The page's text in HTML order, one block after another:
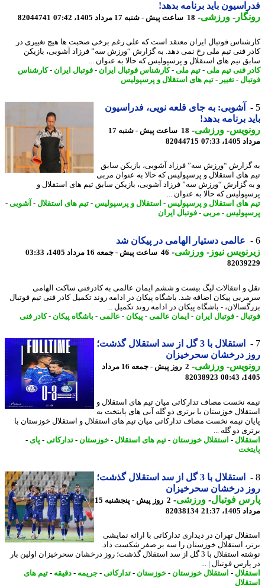
باید برنامه بدهد!
-ورزشی-18 ساعت پیش - شنبه 17 مرداد 1405، 07:42 82044741
فوتبال ایران معتقد است که علی رغم برخی صحبت ها هیچ تغییری در
فنی تیم ملی رخ نمی دهد. به گزارش “ورزش سه” فرزاد آشوبی، بازیکن
تیم های استقلال و پرسپولیس که حالا به عنوان ...
فنی تیم ملی -تیم ملی -کارشناس فوتبال ایران - فوتبال ایران -
کارشناس
-تغییر-تیم های استقلال و پرسپولیس
آشوبی: به جای قلعه نویی، فدراسیون
برنامه بدهد!
-ورزشی-
18 ساعت پیش - شنبه 17
07:33
82044715
“ورزش سه” فرزاد آشوبی، بازیکن سابق
های استقلال و پرسپولیس که حالا به عنوان مربی
گزارش “ورزش سه” فرزاد آشوبی، بازیکن سابق تیم های استقلال و
که حالا به عنوان ...
های استقلال و پرسپولیس-استقلال و پرسپولیس-تیم های استقلال-آشوبی-
-مربی- فوتبال ایران
عالمی دستیار الهامی در پیکان شد
نیوز-ورزشی-46 ساعت پیش - جمعه 16 مرداد 1405، 03:33
و انتقالات لیگ بیست و ششم ایمان عالمی به کادرفنی ساکت الهامی
پیکان اضافه شد. باشگاه پیکان در ادامه روند تکمیل کادر فنی تیم فوتبال
- باشگاه پیکان در ادامه روند تکمیل ...
-فوتبال ایران - ایمان عالمی-پیکان-عالمی-باشگاه پیکان-کادر فنی
استقلال با 3 گل از سد استقلال گذشت؛
درخشان سحرخیزان
-ورزشی-
2 روز پیش - جمعه 16 مرداد
82038923
نخست مصاف تدارکاتی میان تیم های استقلال و
خوزستان با برتری دو گله آبی های پایتخت به
نیمه نخست مصاف تدارکاتی میان تیم های استقلال و استقلال خوزستان با
دو گله ...
-استقلال خوزستان-تیم های استقلال-خوزستان-تدارکاتی-پای-
استقلال با 3 گل از سد استقلال گذشت؛
درخشان سحرخیزان
فوتبال-ورزشی-
2 روز پیش - پنجشنبه 15
21:37
82038134
تهران در دیداری تدارکاتی با ارائه نمایشی
استقلال خوزستان را سه بر صفر شکست داد.
نوشته استقلال با 3 گل از سد استقلال گذشت؛ روز درخشان سحرخیزان اولین بار
فوتبال | ...
-استقلال خوزستان-خوزستان-تدارکاتی-جریمه-دقیقه-تیم های